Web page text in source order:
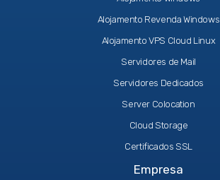
Alojamento Revenda Windows
Alojamento VPS Cloud Linux
Servidores de Mail
Servidores Dedicados
Server Colocation
Cloud Storage
Certificados SSL
Empresa